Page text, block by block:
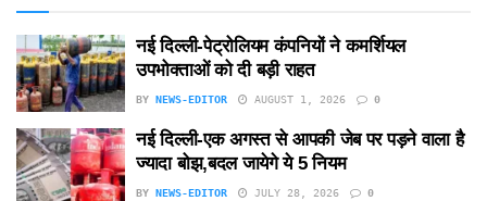
नई दिल्ली-पेट्रोलियम कंपनियों ने कमर्शियल
उपभोक्ताओं को दी बड़ी राहत
BY NEWS-EDITOR AUGUST 1, 2026 0
नई दिल्ली-एक अगस्त से आपकी जेब पर पड़ने वाला है
ज्यादा बोझ,बदल जायेगे ये 5 नियम
BY NEWS-EDITOR JULY 28, 2026 0